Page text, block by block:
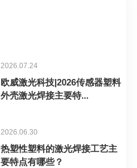
2026.07.24
欧威激光科技|2026传感器塑料
外壳激光焊接主要特...
2026.06.30
热塑性塑料的激光焊接工艺主
要特点有哪些？